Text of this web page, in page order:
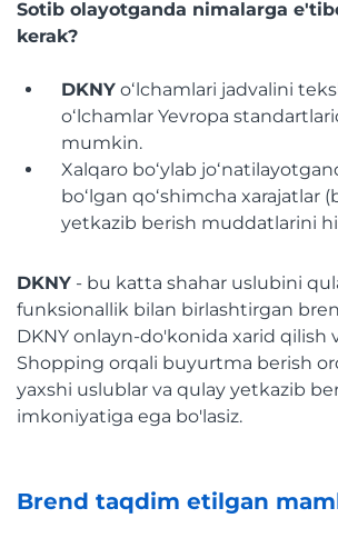
Sotib olayotganda nimalarga
kerak?
DKNY oʻlchamlari jadvalini
oʻlchamlar Yevropa
mumkin.
Xalqaro boʻylab
boʻlgan qoʻshimcha xarajatlar
yetkazib berish muddatlarini
DKNY - bu katta shahar uslubini
funksionallik bilan birlashtirgan
DKNY onlayn-do'konida xarid qilish
Shopping orqali buyurtma berish
yaxshi uslublar va qulay yetkazib
imkoniyatiga ega bo'lasiz.
Brend taqdim etilgan